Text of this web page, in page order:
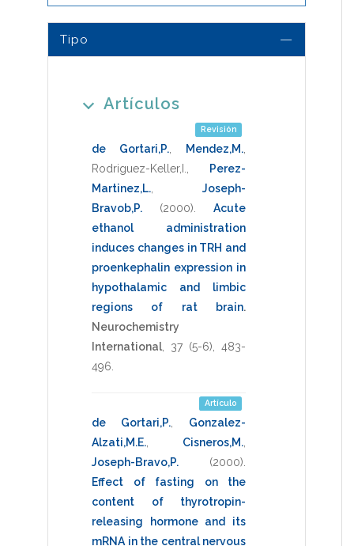
Tipo
Artículos
Revisión
de Gortari,P. Mendez,M.
Rodriguez-Keller,I.
Perez-
Martinez,L.
Joseph-
Bravob,P.
(2000)
Acute
ethanol administration
induces changes in TRH and
proenkephalin expression in
hypothalamic and limbic
regions of rat brain.
Neurochemistry
International
37 (5-6), 483-
496
Artículo
de Gortari,P.
Gonzalez-
Alzati,M.E.
Cisneros,M.
Joseph-Bravo,P.
(2000)
Effect of fasting on the
content of thyrotropin-
releasing hormone and its
mRNA in the central nervous